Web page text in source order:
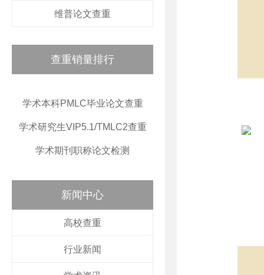
维普论文查重
查重销量排行
学术本科PMLC毕业论文查重
学术研究生VIP5.1/TMLC2查重
学术期刊职称论文检测
新闻中心
高校查重
行业新闻